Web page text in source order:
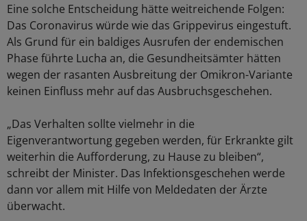
Eine solche Entscheidung hätte weitreichende Folgen:
Das Coronavirus würde wie das Grippevirus eingestuft.
Als Grund für ein baldiges Ausrufen der endemischen
Phase führte Lucha an, die Gesundheitsämter hätten
wegen der rasanten Ausbreitung der Omikron-Variante
keinen Einfluss mehr auf das Ausbruchsgeschehen.
„Das Verhalten sollte vielmehr in die
Eigenverantwortung gegeben werden, für Erkrankte gilt
weiterhin die Aufforderung, zu Hause zu bleiben“,
schreibt der Minister. Das Infektionsgeschehen werde
dann vor allem mit Hilfe von Meldedaten der Ärzte
überwacht.